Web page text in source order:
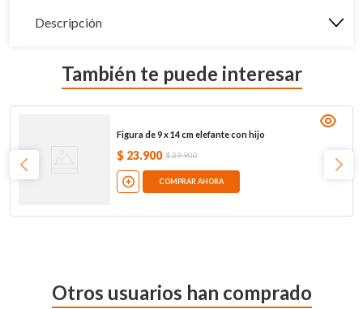
Descripción
También te puede interesar
Figura de 9 x 14 cm elefante con hijo
$ 23.900 $39.900
COMPRAR AHORA
Otros usuarios han comprado